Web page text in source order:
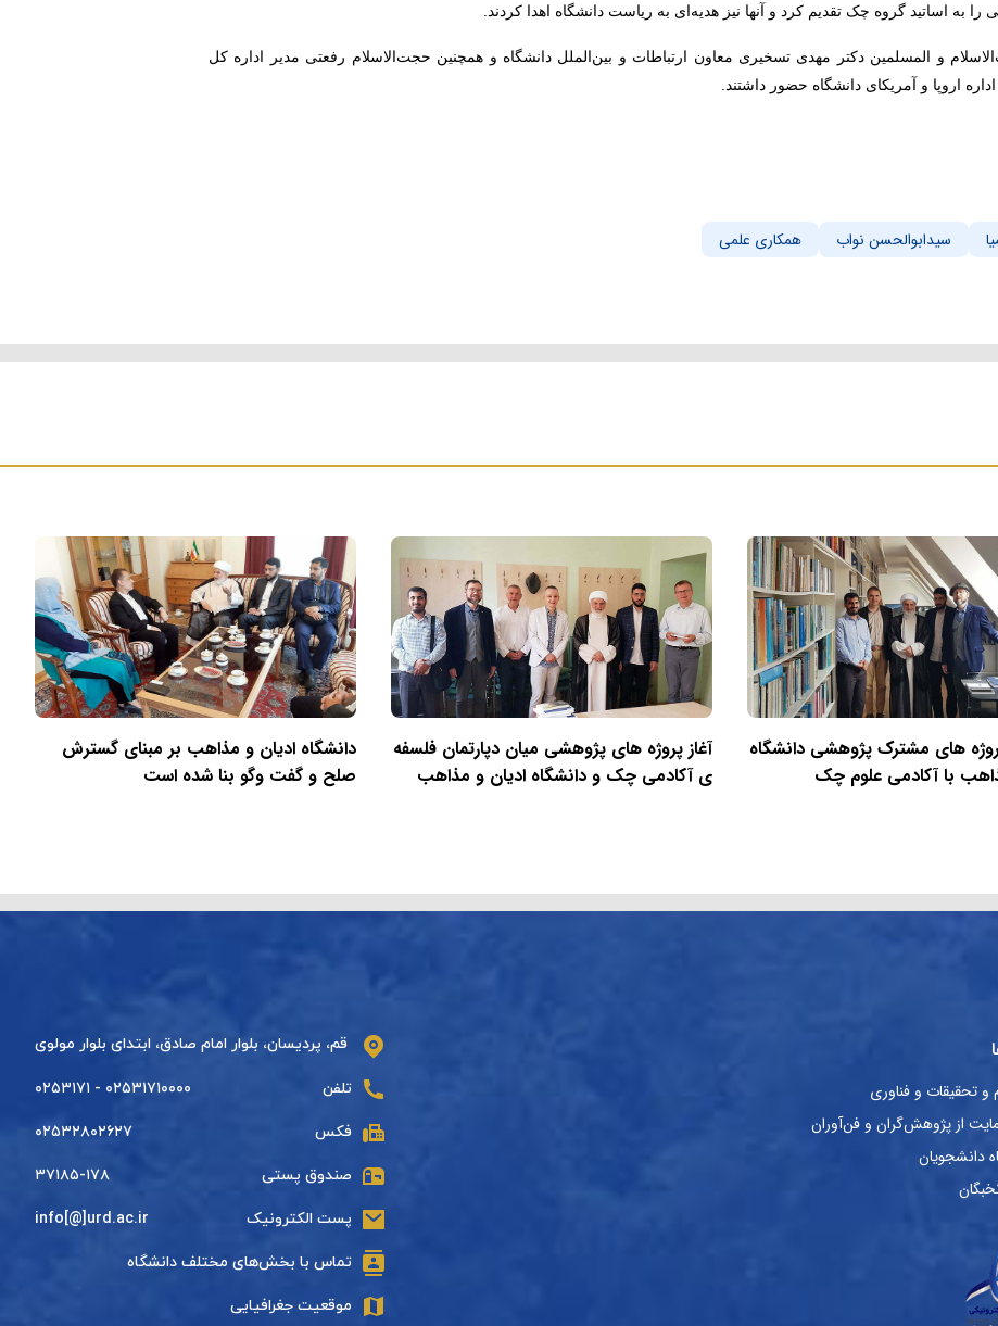
را به اساتید گروه چک تقدیم کرد و آنها نیز هدیه‌ای به ریاست دانشگاه اهدا کردند.
و المسلمین دکتر مهدی تسخیری معاون ارتباطات و بین‌الملل دانشگاه و همچنین حجت‌الاسلام رفعتی مدیر اداره کل
اروپا و آمریکای دانشگاه حضور داشتند.
سیدابوالحسن نواب همکاری علمی
های مشترک پژوهشی دانشگاه
با آکادمی علوم چک
آغاز پروژه های پژوهشی میان دپارتمان فلسفه
ی آکادمی چک و دانشگاه ادیان و مذاهب
دانشگاه ادیان و مذاهب بر مبنای گسترش
صلح و گفت وگو بنا شده است
و تحقیقات و فناوری
از پژوهش‌گران و فن‌آوران
دانشجویان
قم، پردیسان، بلوار امام صادق، ابتدای بلوار مولوی
تلفن ۰۲۵۳۱۷۱۰۰۰۰ - ۰۲۵۳۱۷۱
فکس ۰۲۵۳۲۸۰۲۶۲۷
صندوق پستی ۳۷۱۸۵-۱۷۸
پست الکترونیک info[@]urd.ac.ir
تماس با بخش‌های مختلف دانشگاه
موقعیت جغرافیایی